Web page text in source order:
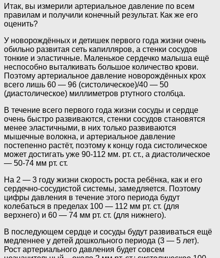
Итак, вы измерили артериальное давление по всем
правилам и получили конечный результат. Как же его
оценить?
У новорождённых и детишек первого года жизни очень
обильно развитая сеть капилляров, а стенки сосудов
тонкие и эластичные. Маленькое сердечко малыша ещё
неспособно выталкивать большое количество крови.
Поэтому артериальное давление новорождённых крох
всего лишь 60 — 96 (систолическое)/40 — 50
(диастолическое) миллиметров ртутного столбца.
В течение всего первого года жизни сосуды и сердце
очень быстро развиваются, стенки сосудов становятся
менее эластичными, в них только развиваются
мышечные волокна, и артериальное давление
постепенно растёт, поэтому к концу года систолическое
может достигать уже 90-112 мм. рт. ст., а диастолическое
— 50-74 мм рт. ст.
На 2 — 3 году жизни скорость роста ребёнка, как и его
сердечно-сосудистой системы, замедляется. Поэтому
цифры давления в течение этого периода будут
колебаться в пределах 100 — 112 мм рт. ст. (для
верхнего) и 60 — 74 мм рт. ст. (для нижнего).
В последующем сердце и сосуды будут развиваться ещё
медленнее у детей дошкольного периода (3 — 5 лет).
Рост артериального давления будет совсем